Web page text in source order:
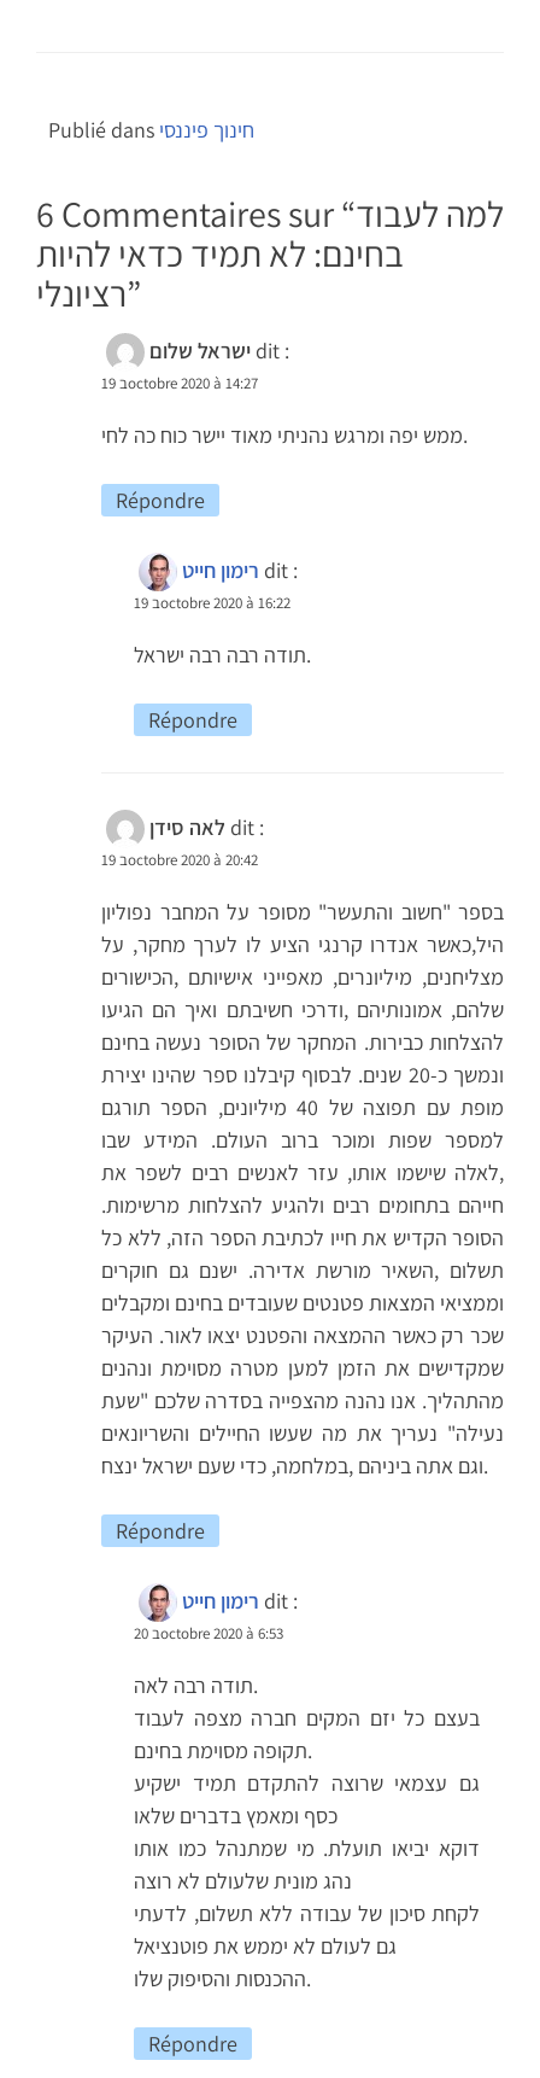
Publié dans חינוך פיננסי
6 Commentaires sur “למה לעבוד
בחינם: לא תמיד כדאי להיות
רציונלי”
ישראל שלום dit :
19 בoctobre 2020 à 14:27
ממש יפה ומרגש נהניתי מאוד יישר כוח כה לחי.
Répondre
רימון חייט dit :
19 בoctobre 2020 à 16:22
תודה רבה רבה ישראל.
Répondre
לאה סידן dit :
19 בoctobre 2020 à 20:42
בספר "חשוב והתעשר" מסופר על המחבר נפוליון
היל,כאשר אנדרו קרנגי הציע לו לערך מחקר, על
מצליחנים, מיליונרים, מאפייני אישיותם ,הכישורים
שלהם, אמונותיהם ,ודרכי חשיבתם ואיך הם הגיעו
להצלחות כבירות. המחקר של הסופר נעשה בחינם
ונמשך כ-20 שנים. לבסוף קיבלנו ספר שהינו יצירת
מופת עם תפוצה של 40 מיליונים, הספר תורגם
למספר שפות ומוכר ברוב העולם. המידע שבו
,לאלה שישמו אותו, עזר לאנשים רבים לשפר את
חייהם בתחומים רבים ולהגיע להצלחות מרשימות.
הסופר הקדיש את חייו לכתיבת הספר הזה, ללא כל
תשלום ,השאיר מורשת אדירה. ישנם גם חוקרים
וממציאי המצאות פטנטים שעובדים בחינם ומקבלים
שכר רק כאשר ההמצאה והפטנט יצאו לאור. העיקר
שמקדישים את הזמן למען מטרה מסוימת ונהנים
מהתהליך. אנו נהנה מהצפייה בסדרה שלכם "שעת
נעילה" נעריך את מה שעשו החיילים והשריונאים
וגם אתה ביניהם ,במלחמה, כדי שעם ישראל ינצח.
Répondre
רימון חייט dit :
20 בoctobre 2020 à 6:53
תודה רבה לאה.
בעצם כל יזם המקים חברה מצפה לעבוד
תקופה מסוימת בחינם.
גם עצמאי שרוצה להתקדם תמיד ישקיע
כסף ומאמץ בדברים שלאו
דוקא יביאו תועלת. מי שמתנהל כמו אותו
נהג מונית שלעולם לא רוצה
לקחת סיכון של עבודה ללא תשלום, לדעתי
גם לעולם לא יממש את פוטנציאל
ההכנסות והסיפוק שלו.
Répondre